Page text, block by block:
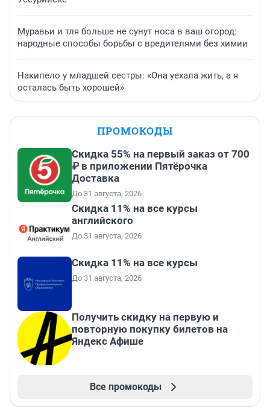
Муравьи и тля больше не сунут носа в ваш огород:
народные способы борьбы с вредителями без химии
Накипело у младшей сестры: «Она уехала жить, а я
осталась быть хорошей»
ПРОМОКОДЫ
Скидка 55% на первый заказ от 700
₽ в приложении Пятёрочка
Доставка
До 31 августа, 2026
Скидка 11% на все курсы
английского
До 31 августа, 2026
Скидка 11% на все курсы
До 31 августа, 2026
Получить скидку на первую и
повторную покупку билетов на
Яндекс Афише
Все промокоды